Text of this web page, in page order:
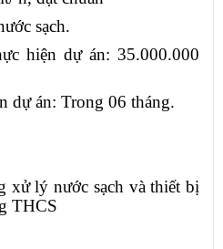
sạch.
hiện dự án: 35.000.000
dự án: Trong 06 tháng.
xử lý nước sạch và thiết bị
THCS